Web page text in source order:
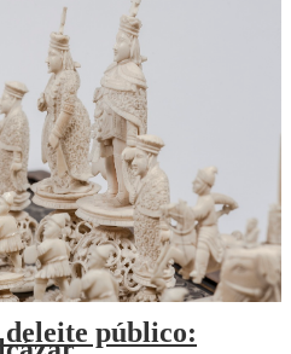
público: